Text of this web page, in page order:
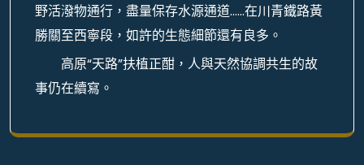
野活潑物通行，盡量保存水源通道……在川青鐵路黃
勝關至西寧段，如許的生態細節還有良多。
高原“天路”扶植正酣，人與天然協調共生的故
事仍在續寫。